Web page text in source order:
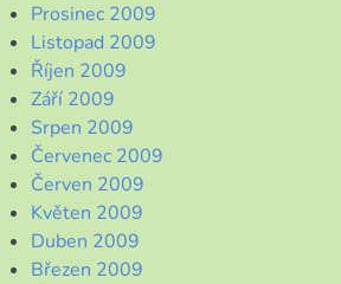
Prosinec 2009
Listopad 2009
Říjen 2009
Září 2009
Srpen 2009
Červenec 2009
Červen 2009
Květen 2009
Duben 2009
Březen 2009